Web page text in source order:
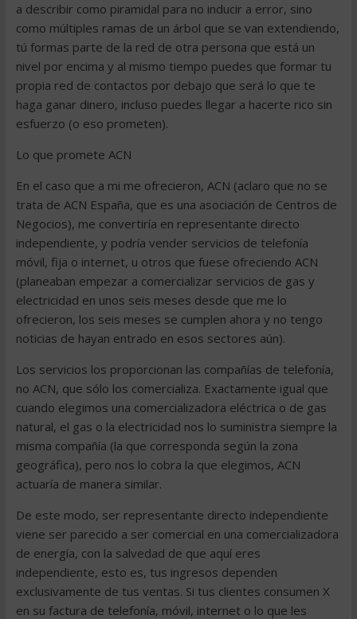
a describir como piramidal para no inducir a error, sino
como múltiples ramas de un árbol que se van extendiendo,
tú formas parte de la red de otra persona que está un
nivel por encima y al mismo tiempo puedes que formar tu
propia red de contactos por debajo que será lo que te
haga ganar dinero, incluso puedes llegar a hacerte rico sin
esfuerzo (o eso prometen).
Lo que promete ACN
En el caso que a mi me ofrecieron, ACN (aclaro que no se
trata de ACN España, que es una asociación de Centros de
Negocios), me convertiría en representante directo
independiente, y podría vender servicios de telefonía
móvil, fija o internet, u otros que fuese ofreciendo ACN
(planeaban empezar a comercializar servicios de gas y
electricidad en unos seis meses desde que me lo
ofrecieron, los seis meses se cumplen ahora y no tengo
noticias de hayan entrado en esos sectores aún).
Los servicios los proporcionan las compañías de telefonía,
no ACN, que sólo los comercializa. Exactamente igual que
cuando elegimos una comercializadora eléctrica o de gas
natural, el gas o la electricidad nos lo suministra siempre la
misma compañía (la que corresponda según la zona
geográfica), pero nos lo cobra la que elegimos, ACN
actuaría de manera similar.
De este modo, ser representante directo independiente
viene ser parecido a ser comercial en una comercializadora
de energía, con la salvedad de que aquí eres
independiente, esto es, tus ingresos dependen
exclusivamente de tus ventas. Si tus clientes consumen X
en su factura de telefonía, móvil, internet o lo que les